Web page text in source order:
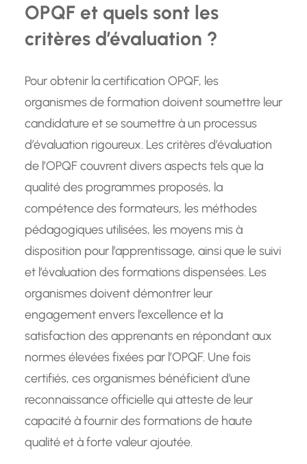
OPQF et quels sont les
critères d’évaluation ?
Pour obtenir la certification OPQF, les
organismes de formation doivent soumettre leur
candidature et se soumettre à un processus
d’évaluation rigoureux. Les critères d’évaluation
de l’OPQF couvrent divers aspects tels que la
qualité des programmes proposés, la
compétence des formateurs, les méthodes
pédagogiques utilisées, les moyens mis à
disposition pour l’apprentissage, ainsi que le suivi
et l’évaluation des formations dispensées. Les
organismes doivent démontrer leur
engagement envers l’excellence et la
satisfaction des apprenants en répondant aux
normes élevées fixées par l’OPQF. Une fois
certifiés, ces organismes bénéficient d’une
reconnaissance officielle qui atteste de leur
capacité à fournir des formations de haute
qualité et à forte valeur ajoutée.